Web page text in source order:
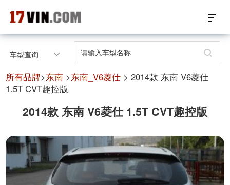
17VIN车架号查询首页
汽配数据开放接口
汽配产品电子目录
微信群智能客服
车型查询
所有品牌>东南 >东南_V6菱仕 > 2014款 东南 V6菱仕
1.5T CVT趣控版
2014款 东南 V6菱仕 1.5T CVT趣控版